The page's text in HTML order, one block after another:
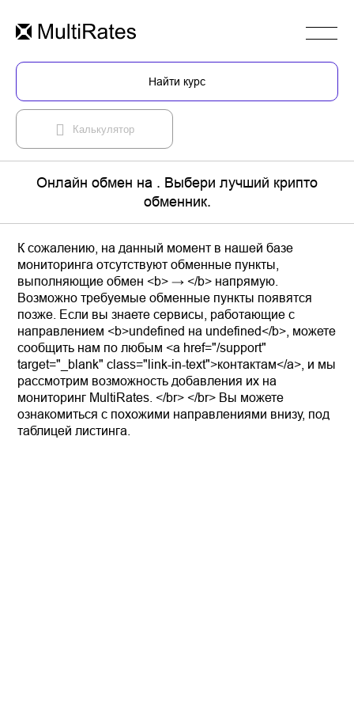
Найти курс
Калькулятор
Онлайн обмен на . Выбери лучший крипто
обменник.
К сожалению, на данный момент в нашей базе
мониторинга отсутствуют обменные пункты,
выполняющие обмен <b> → </b> напрямую.
Возможно требуемые обменные пункты появятся
позже. Если вы знаете сервисы, работающие с
направлением <b>undefined на undefined</b>, можете
сообщить нам по любым <a href="/support"
target="_blank" class="link-in-text">контактам</a>, и мы
рассмотрим возможность добавления их на
мониторинг MultiRates. </br> </br> Вы можете
ознакомиться с похожими направлениями внизу, под
таблицей листинга.